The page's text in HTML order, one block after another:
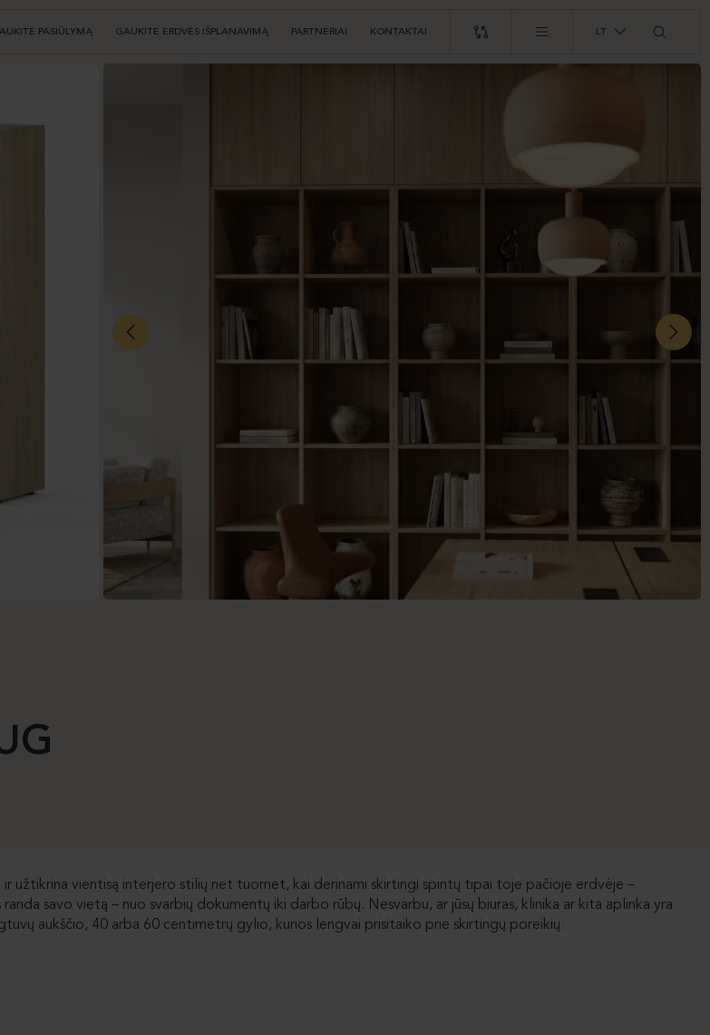
PASIŪLYMĄ GAUKITE ERDVĖS IŠPLANAVIMĄ PARTNERIAI KONTAKTAI LT
užtikrina vientisą interjero stilių net tuomet, kai derinami skirtingi spintų tipai toje pačioje erdvėje –
savo vietą – nuo svarbių dokumentų iki darbo rūbų. Nesvarbu, ar jūsų biuras, klinika ar kita aplinka yra
aukščio, 40 arba 60 centimetrų gylio, kurios lengvai prisitaiko prie skirtingų poreikių.